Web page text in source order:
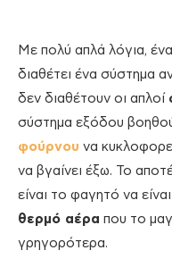
Με πολύ απλά λόγια,
διαθέτει ένα σύστημα
δεν διαθέτουν οι απλοί
σύστημα εξόδου
φούρνου να
να βγαίνει έξω. Το
είναι το φαγητό να
θερμό αέρα που το
γρηγορότερα.